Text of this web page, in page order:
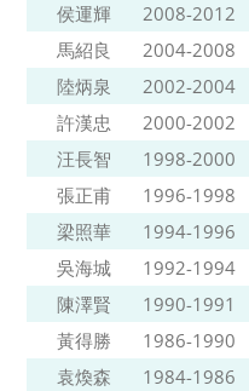
侯運輝
2008-2012
馬紹良
2004-2008
陸炳泉
2002-2004
許漢忠
2000-2002
汪長智
1998-2000
張正甫
1996-1998
梁照華
1994-1996
吳海城
1992-1994
陳澤賢
1990-1991
黃得勝
1986-1990
袁煥森
1984-1986